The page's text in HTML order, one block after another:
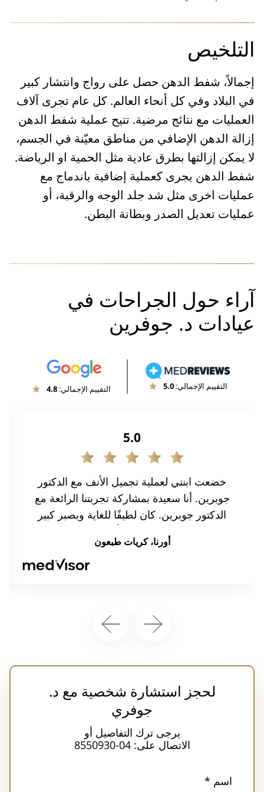
التلخيص
إجمالاً، شفط الدهن حصل على رواج وانتشار كبير
في البلاد وفي كل أنحاء العالم. كل عام تجرى آلاف
العمليات مع نتائج مرضية. تتيح عملية شفط الدهن
إزالة الدهن الإضافي من مناطق معيّنة في الجسم،
لا يمكن إزالتها بطرق عادية مثل الحمية او الرياضة.
شفط الدهن يجرى كعملية إضافية باندماج مع
عمليات اخرى مثل شد جلد الوجه والرقبة، أو
عمليات تعديل الصدر وبطانة البطن.
آراء حول الجراحات في
عيادات د. جوفرين
التقييم الإجمالي:5.0 التقييم الإجمالي:4.8
5.0
خضعت ابنتي لعملية تجميل الأنف مع الدكتور
جوبرين. أنا سعيدة بمشاركة تجربتنا الرائعة مع
الدكتور جوبرين. كان لطيفًا للغاية وبصبر كبير
العملية تمامًا كما وعد الدكتور جوبرين. أنا
وابنتي راضيتان جدًا عن النتيجة، العناية
أورنا، كريات طبعون
لحجز استشارة شخصية مع د.
جوفري
يرجى ترك التفاصيل أو
الاتصال على: 04-8550930